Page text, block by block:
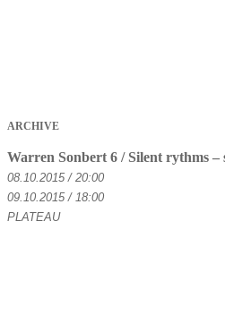
ARCHIVE
Warren Sonbert 6 / Silent rythms –
08.10.2015 / 20:00
09.10.2015 / 18:00
PLATEAU